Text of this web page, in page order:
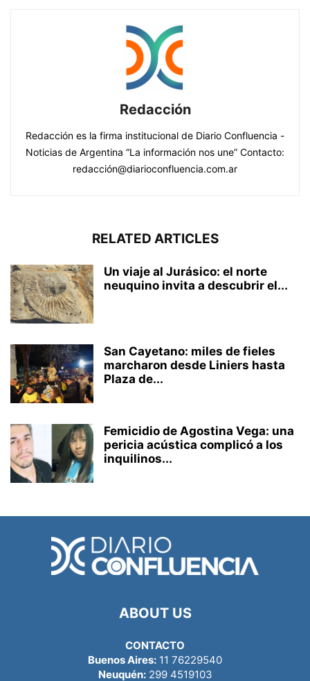
Redacción
Redacción es la firma institucional de Diario Confluencia -
Noticias de Argentina “La información nos une” Contacto:
redacción@diarioconfluencia.com.ar
RELATED ARTICLES
Un viaje al Jurásico: el norte
neuquino invita a descubrir el...
San Cayetano: miles de fieles
marcharon desde Liniers hasta
Plaza de...
Femicidio de Agostina Vega: una
pericia acústica complicó a los
inquilinos...
ABOUT US
CONTACTO
Buenos Aires: 11 76229540
Neuquén:299 4519103